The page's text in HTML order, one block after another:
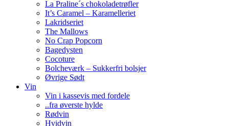
La Praline´s chokoladetrøfler
It’s Caramel – Karamelleriet
Lakridseriet
The Mallows
No Crap Popcorn
Bagedysten
Cocoture
Bolcheværk – Sukkerfri bolsjer
Øvrige Sødt
Vin
Vin i kassevis med fordele
..fra øverste hylde
Rødvin
Hvidvin